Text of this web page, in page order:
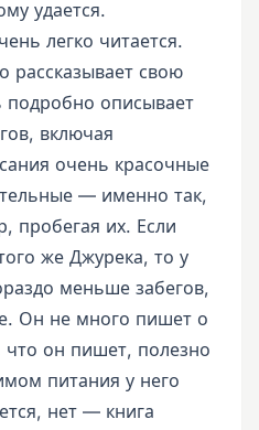
удается.
легко читается.
рассказывает свою
описывает
включая
очень красочные
— именно так,
пробегая их. Если
же Джурека, то у
меньше забегов,
Он не много пишет о
что он пишет, полезно
питания у него
нет — книга